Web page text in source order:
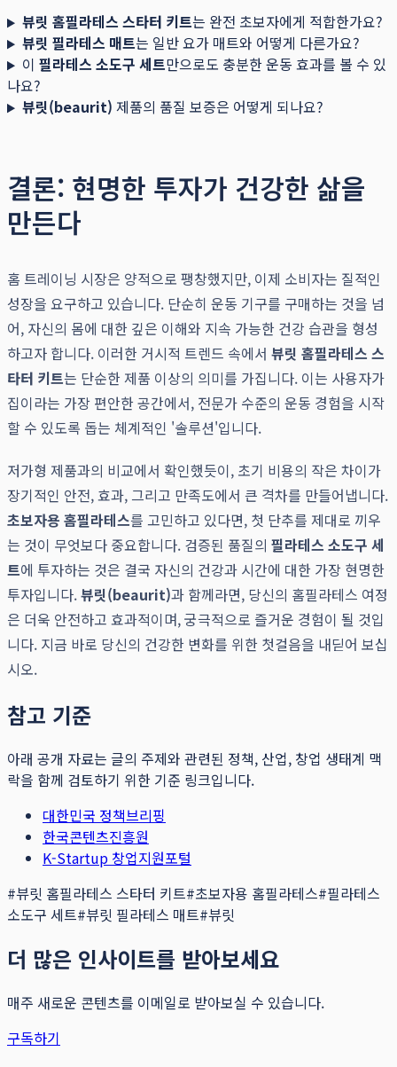
뷰릿 홈필라테스 스타터 키트는 완전 초보자에게 적합한가요?
뷰릿 필라테스 매트는 일반 요가 매트와 어떻게 다른가요?
이 필라테스 소도구 세트만으로도 충분한 운동 효과를 볼 수 있
나요?
뷰릿(beaurit) 제품의 품질 보증은 어떻게 되나요?
결론: 현명한 투자가 건강한 삶을
만든다
홈 트레이닝 시장은 양적으로 팽창했지만, 이제 소비자는 질적인
성장을 요구하고 있습니다. 단순히 운동 기구를 구매하는 것을 넘
어, 자신의 몸에 대한 깊은 이해와 지속 가능한 건강 습관을 형성
하고자 합니다. 이러한 거시적 트렌드 속에서 뷰릿 홈필라테스 스
타터 키트는 단순한 제품 이상의 의미를 가집니다. 이는 사용자가
집이라는 가장 편안한 공간에서, 전문가 수준의 운동 경험을 시작
할 수 있도록 돕는 체계적인 '솔루션'입니다.
저가형 제품과의 비교에서 확인했듯이, 초기 비용의 작은 차이가
장기적인 안전, 효과, 그리고 만족도에서 큰 격차를 만들어냅니다.
초보자용 홈필라테스를 고민하고 있다면, 첫 단추를 제대로 끼우
는 것이 무엇보다 중요합니다. 검증된 품질의 필라테스 소도구 세
트에 투자하는 것은 결국 자신의 건강과 시간에 대한 가장 현명한
투자입니다.뷰릿(beaurit)과 함께라면, 당신의 홈필라테스 여정
은 더욱 안전하고 효과적이며, 궁극적으로 즐거운 경험이 될 것입
니다. 지금 바로 당신의 건강한 변화를 위한 첫걸음을 내딛어 보십
시오.
참고 기준
아래 공개 자료는 글의 주제와 관련된 정책, 산업, 창업 생태계 맥
락을 함께 검토하기 위한 기준 링크입니다.
대한민국 정책브리핑
한국콘텐츠진흥원
K-Startup 창업지원포털
#뷰릿 홈필라테스 스타터 키트#초보자용 홈필라테스#필라테스
소도구 세트#뷰릿 필라테스 매트#뷰릿
더 많은 인사이트를 받아보세요
매주 새로운 콘텐츠를 이메일로 받아보실 수 있습니다.
구독하기